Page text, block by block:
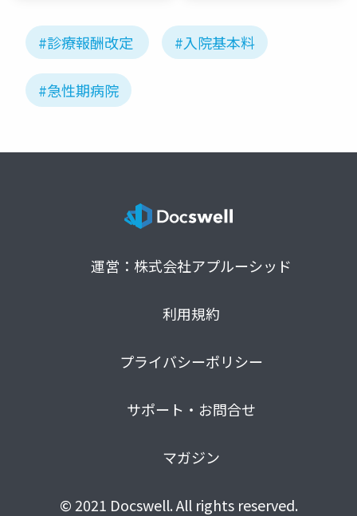
#診療報酬改定 #入院基本料
#急性期病院
運営：株式会社アプルーシッド
利用規約
プライバシーポリシー
サポート・お問合せ
マガジン
© 2021 Docswell. All rights reserved.